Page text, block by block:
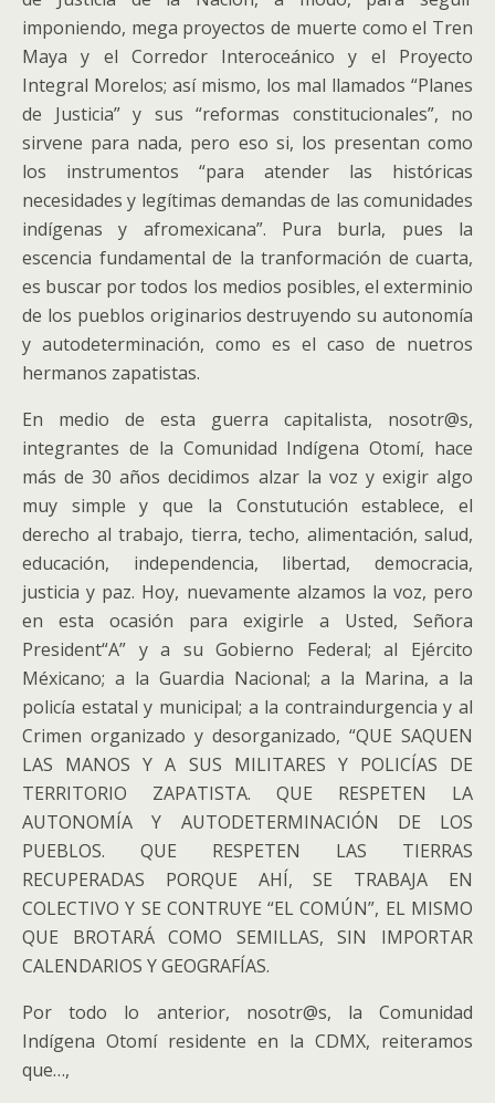
imponiendo, mega proyectos de muerte como el Tren
Maya y el Corredor Interoceánico y el Proyecto
Integral Morelos; así mismo, los mal llamados “Planes
de Justicia” y sus “reformas constitucionales”, no
sirvene para nada, pero eso si, los presentan como
los instrumentos “para atender las históricas
necesidades y legítimas demandas de las comunidades
indígenas y afromexicana”. Pura burla, pues la
escencia fundamental de la tranformación de cuarta,
es buscar por todos los medios posibles, el exterminio
de los pueblos originarios destruyendo su autonomía
y autodeterminación, como es el caso de nuetros
hermanos zapatistas.
En medio de esta guerra capitalista, nosotr@s,
integrantes de la Comunidad Indígena Otomí, hace
más de 30 años decidimos alzar la voz y exigir algo
muy simple y que la Constutución establece, el
derecho al trabajo, tierra, techo, alimentación, salud,
educación, independencia, libertad, democracia,
justicia y paz. Hoy, nuevamente alzamos la voz, pero
en esta ocasión para exigirle a Usted, Señora
President“A” y a su Gobierno Federal; al Ejército
Méxicano; a la Guardia Nacional; a la Marina, a la
policía estatal y municipal; a la contraindurgencia y al
Crimen organizado y desorganizado, “QUE SAQUEN
LAS MANOS Y A SUS MILITARES Y POLICÍAS DE
TERRITORIO ZAPATISTA. QUE RESPETEN LA
AUTONOMÍA Y AUTODETERMINACIÓN DE LOS
PUEBLOS. QUE RESPETEN LAS TIERRAS
RECUPERADAS PORQUE AHÍ, SE TRABAJA EN
COLECTIVO Y SE CONTRUYE “EL COMÚN”, EL MISMO
QUE BROTARÁ COMO SEMILLAS, SIN IMPORTAR
CALENDARIOS Y GEOGRAFÍAS.
Por todo lo anterior, nosotr@s, la Comunidad
Indígena Otomí residente en la CDMX, reiteramos
que…,